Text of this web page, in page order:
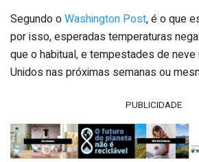
Segundo oWashington Post, é o que
por isso, esperadas temperaturas
que o habitual, e tempestades de
Unidos nas próximas semanas ou
PUBLICIDADE